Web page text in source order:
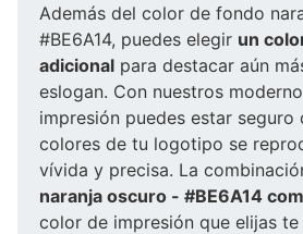
Además del color de fondo
#BE6A14, puedes elegir un
adicional para destacar aún
eslogan. Con nuestros
impresión puedes estar seguro
colores de tu logotipo se
vívida y precisa. La
naranja oscuro - #BE6A14
color de impresión que elijas